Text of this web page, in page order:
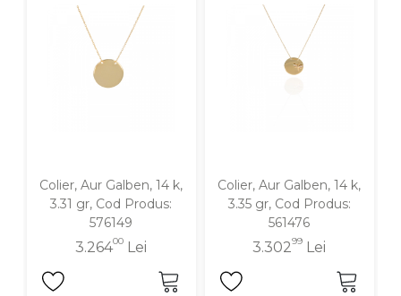
Cu pietre
Colier, Aur Galben, 14 k,
3.31 gr, Cod Produs:
576149
3.26400 Lei
Colier, Aur Galben, 14 k,
3.35 gr, Cod Produs:
561476
3.30299 Lei